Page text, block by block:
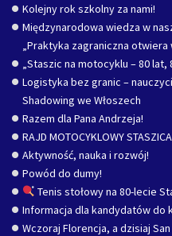
Kolejny rok szkolny za nami!
Międzynarodowa wiedza w
„Praktyka zagraniczna otwiera
„Staszic na motocyklu – 80 lat,
Logistyka bez granic –
Shadowing we Włoszech
Razem dla Pana Andrzeja!
RAJD MOTOCYKLOWY STASZICA
Aktywność, nauka i rozwój!
Powód do dumy!
Tenis stołowy na 80-lecie
Informacja dla kandydatów do
Wczoraj Florencja, a dzisiaj San